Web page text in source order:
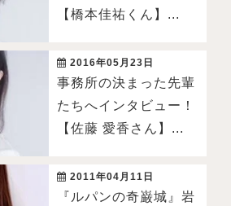
【橋本佳祐くん】...
2016年05月23日
事務所の決まった先輩
たちへインタビュー！
【佐藤 愛香さん】...
2011年04月11日
『ルパンの奇巌城』岩